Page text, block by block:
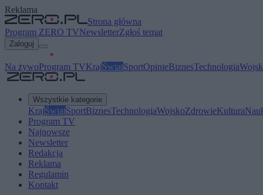
Reklama
Strona główna
Program ZERO TVNewsletterZgłoś temat
Zaloguj
Na żywoProgram TVKrajŚwiatSportOpinieBiznesTechnologia
Wszystkie kategorie
KrajŚwiatSportBiznesTechnologiaWojskoZdrowieKultura
Program TV
Najnowsze
Newsletter
Redakcja
Reklama
Regulamin
Kontakt